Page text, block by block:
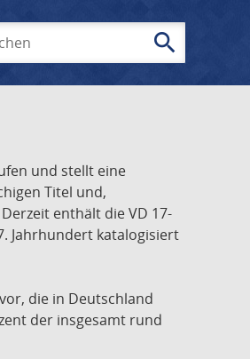
search
und stellt eine
Titel und,
enthält die VD 17-
Jahrhundert katalogisiert
die in Deutschland
der insgesamt rund